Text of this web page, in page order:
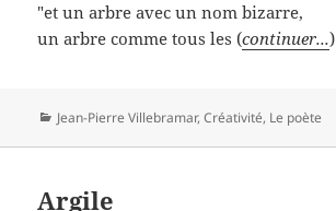
"et un arbre avec un nom bizarre,
un arbre comme tous les (continuer...)
Catégories
Jean-Pierre Villebramar,Créativité, Le poète
Argile